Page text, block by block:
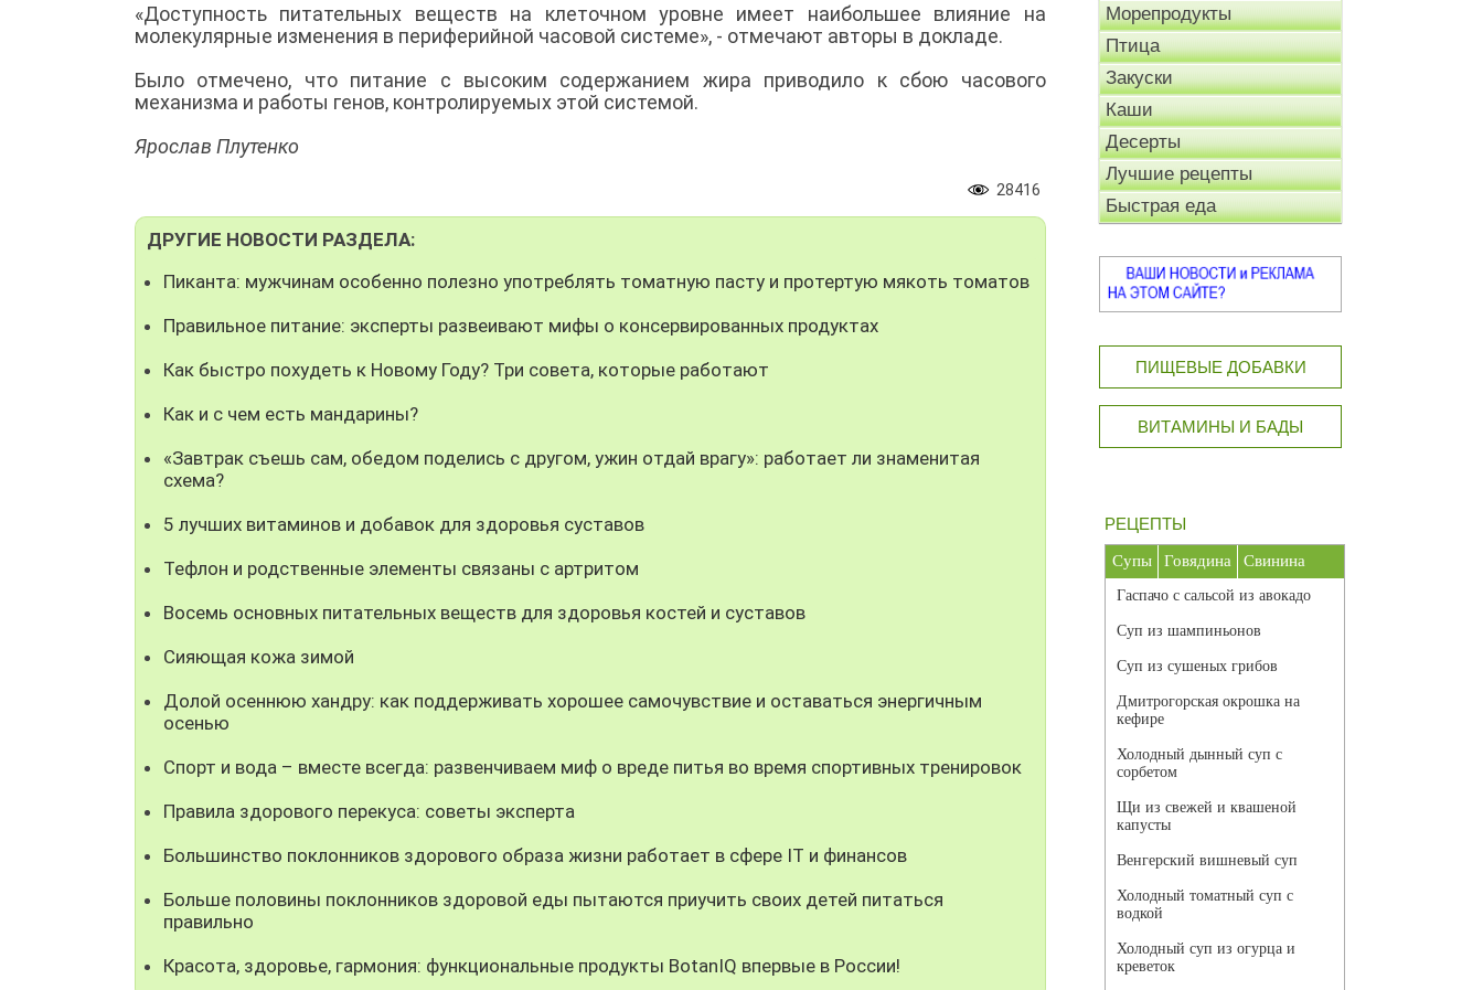
«Доступность питательных веществ на клеточном уровне имеет наибольшее влияние на
молекулярные изменения в периферийной часовой системе», - отмечают авторы в докладе.
Было отмечено, что питание с высоким содержанием жира приводило к сбою часового
механизма и работы генов, контролируемых этой системой.
Ярослав Плутенко
28416
ДРУГИЕ НОВОСТИ РАЗДЕЛА:
Пиканта: мужчинам особенно полезно употреблять томатную пасту и протертую мякоть томатов
Правильное питание: эксперты развеивают мифы о консервированных продуктах
Как быстро похудеть к Новому Году? Три совета, которые работают
Как и с чем есть мандарины?
«Завтрак съешь сам, обедом поделись с другом, ужин отдай врагу»: работает ли знаменитая
схема?
5 лучших витаминов и добавок для здоровья суставов
Тефлон и родственные элементы связаны с артритом
Восемь основных питательных веществ для здоровья костей и суставов
Сияющая кожа зимой
Долой осеннюю хандру: как поддерживать хорошее самочувствие и оставаться энергичным
осенью
Спорт и вода – вместе всегда: развенчиваем миф о вреде питья во время спортивных тренировок
Правила здорового перекуса: советы эксперта
Большинство поклонников здорового образа жизни работает в сфере IT и финансов
Больше половины поклонников здоровой еды пытаются приучить своих детей питаться
правильно
Красота, здоровье, гармония: функциональные продукты BotanIQ впервые в России!
Морепродукты
Птица
Закуски
Каши
Десерты
Лучшие рецепты
Быстрая еда
ПИЩЕВЫЕ ДОБАВКИ
ВИТАМИНЫ И БАДЫ
РЕЦЕПТЫ
Супы Говядина Свинина
Гаспачо с сальсой из авокадо
Суп из шампиньонов
Суп из сушеных грибов
Дмитрогорская окрошка на
кефире
Холодный дынный суп с
сорбетом
Щи из свежей и квашеной
капусты
Венгерский вишневый суп
Холодный томатный суп с
водкой
Холодный суп из огурца и
креветок